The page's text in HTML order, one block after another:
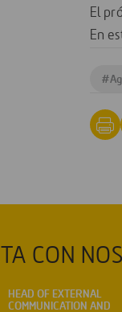
El
En
#
CON
HEAD OF EXTERNAL
COMMUNICATION AND